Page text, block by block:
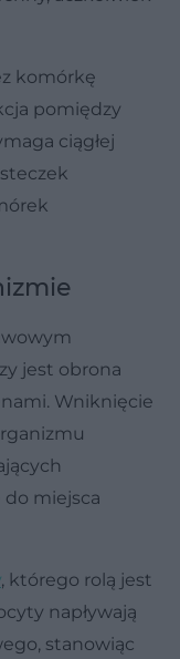
komórkę
pomiędzy
ciągłej
jest obrona
Wniknięcie
do miejsca
, którego rolą jest
napływają
stanowiąc